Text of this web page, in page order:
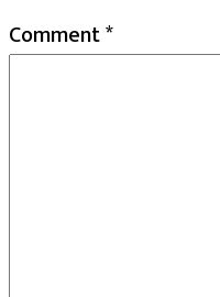
Comment*